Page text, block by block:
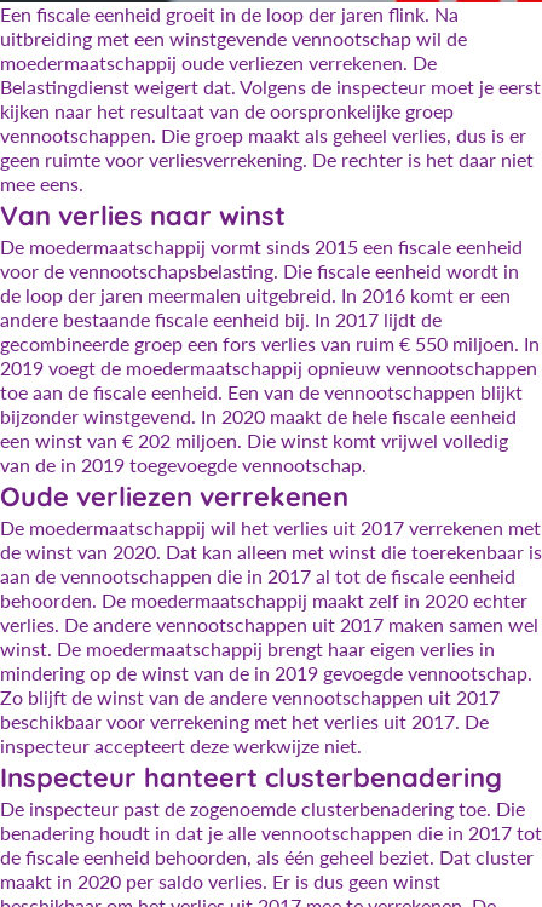
Een fiscale eenheid groeit in de loop der jaren flink. Na
uitbreiding met een winstgevende vennootschap wil de
moedermaatschappij oude verliezen verrekenen. De
Belastingdienst weigert dat. Volgens de inspecteur moet je eerst
kijken naar het resultaat van de oorspronkelijke groep
vennootschappen. Die groep maakt als geheel verlies, dus is er
geen ruimte voor verliesverrekening. De rechter is het daar niet
mee eens.
Van verlies naar winst
De moedermaatschappij vormt sinds 2015 een fiscale eenheid
voor de vennootschapsbelasting. Die fiscale eenheid wordt in
de loop der jaren meermalen uitgebreid. In 2016 komt er een
andere bestaande fiscale eenheid bij. In 2017 lijdt de
gecombineerde groep een fors verlies van ruim € 550 miljoen. In
2019 voegt de moedermaatschappij opnieuw vennootschappen
toe aan de fiscale eenheid. Een van de vennootschappen blijkt
bijzonder winstgevend. In 2020 maakt de hele fiscale eenheid
een winst van € 202 miljoen. Die winst komt vrijwel volledig
van de in 2019 toegevoegde vennootschap.
Oude verliezen verrekenen
De moedermaatschappij wil het verlies uit 2017 verrekenen met
de winst van 2020. Dat kan alleen met winst die toerekenbaar is
aan de vennootschappen die in 2017 al tot de fiscale eenheid
behoorden. De moedermaatschappij maakt zelf in 2020 echter
verlies. De andere vennootschappen uit 2017 maken samen wel
winst. De moedermaatschappij brengt haar eigen verlies in
mindering op de winst van de in 2019 gevoegde vennootschap.
Zo blijft de winst van de andere vennootschappen uit 2017
beschikbaar voor verrekening met het verlies uit 2017. De
inspecteur accepteert deze werkwijze niet.
Inspecteur hanteert clusterbenadering
De inspecteur past de zogenoemde clusterbenadering toe. Die
benadering houdt in dat je alle vennootschappen die in 2017 tot
de fiscale eenheid behoorden, als één geheel beziet. Dat cluster
maakt in 2020 per saldo verlies. Er is dus geen winst